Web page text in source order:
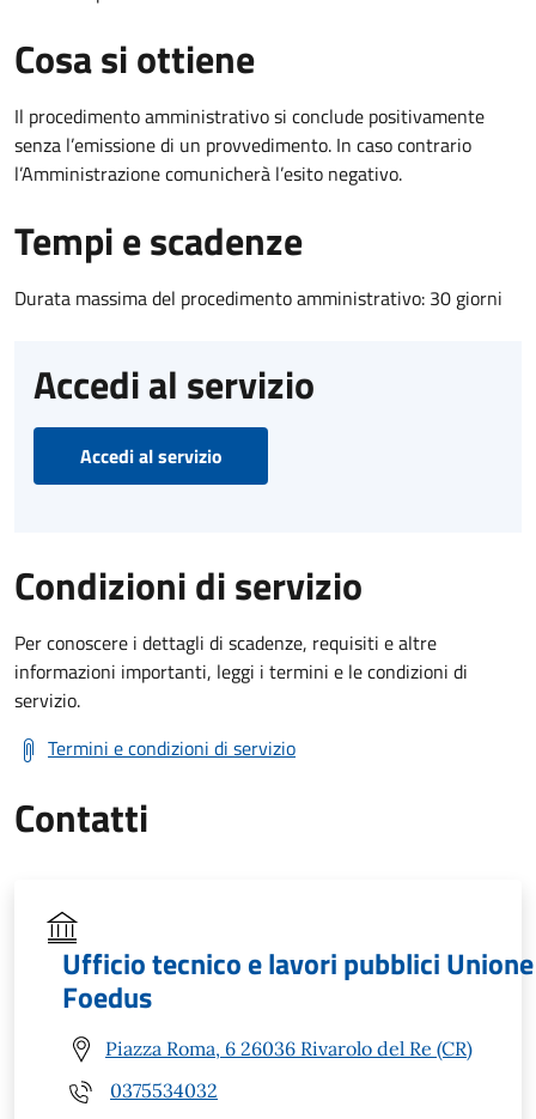
Cosa si ottiene
Il procedimento amministrativo si conclude positivamente
senza l’emissione di un provvedimento. In caso contrario
l’Amministrazione comunicherà l’esito negativo.
Tempi e scadenze
Durata massima del procedimento amministrativo: 30 giorni
Accedi al servizio
Accedi al servizio
Condizioni di servizio
Per conoscere i dettagli di scadenze, requisiti e altre
informazioni importanti, leggi i termini e le condizioni di
servizio.
Termini e condizioni di servizio
Contatti
Ufficio tecnico e lavori pubblici Unione
Foedus
Piazza Roma, 6 26036 Rivarolo del Re (CR)
0375534032